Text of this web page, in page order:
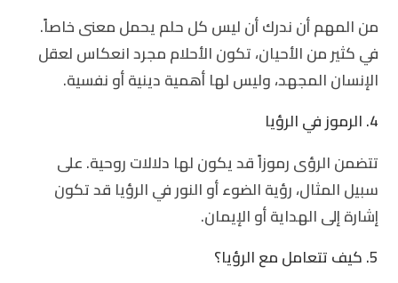
من المهم أن ندرك أن ليس كل حلم يحمل معنى خاصاً.
في كثير من الأحيان، تكون الأحلام مجرد انعكاس لعقل
الإنسان المجهد، وليس لها أهمية دينية أو نفسية.
4. الرموز في الرؤيا
تتضمن الرؤى رموزاً قد يكون لها دلالات روحية. على
سبيل المثال، رؤية الضوء أو النور في الرؤيا قد تكون
إشارة إلى الهداية أو الإيمان.
5. كيف تتعامل مع الرؤيا؟